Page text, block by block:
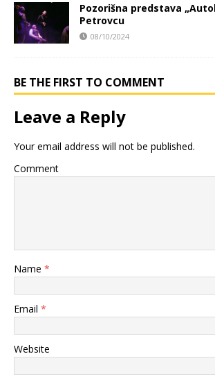
Pozorišna predstava
Petrovcu
08/10/2024
BE THE FIRST TO COMMENT
Leave a Reply
Your email address will not be published.
Comment
Name *
Email *
Website